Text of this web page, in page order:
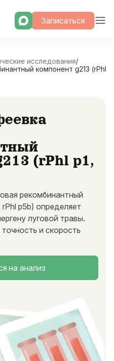
Записаться
исследования/
компонент g213 (rPhl
(rPhl p1,
рекомбинантный
p5b) определяет
луговой травы.
и скорость
на анализ